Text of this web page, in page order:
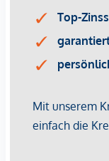
Badezimmer
Terrasse (ca.
Eine